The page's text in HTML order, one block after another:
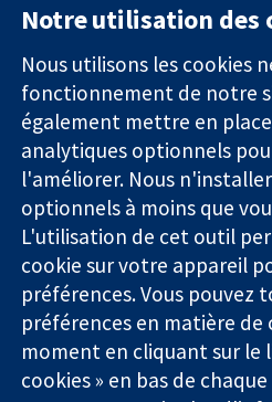
Des données
probantes.
Des décisions
éclairées.
Une meilleure
santé.
11-13
Square
Londres
W1G0AN
Royaume-
La Collaboration Cochrane est
1045921) et une société à
Notre utilisation des
Nous utilisons les cookies
fonctionnement de notre
également mettre en
analytiques optionnels
l'améliorer. Nous
optionnels à moins que
L'utilisation de cet outil
cookie sur votre appareil
préférences. Vous pouvez
préférences en matière de
moment en cliquant sur le
cookies » en bas de